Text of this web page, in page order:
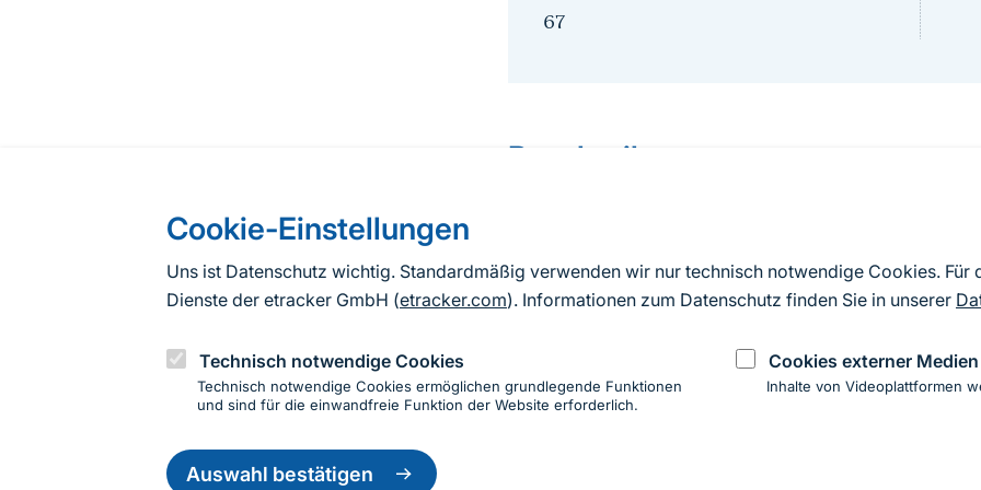
Cookie-Einstellungen
Uns ist Datenschutz wichtig. Standardmäßig verwenden wir nur technisch notwendige Cookies. Für
Dienste der etracker GmbH (etracker.com). Informationen zum Datenschutz finden Sie in unserer
Technisch notwendige Cookies
Technisch notwendige Cookies ermöglichen grundlegende Funktionen
und sind für die einwandfreie Funktion der Website erforderlich.
Cookies externer Medien
Inhalte von Videoplattformen
Auswahl bestätigen
Einwilligung
zurückziehen
67
Beschreibung
vom 27. bis 30. April 2005 nahmen 28 Expertinnen
Klima- und Biodiversitätsschutz sowie Bekämpfung
Naturschutzakademie auf der Insel Vilm
Informationen zur Seite